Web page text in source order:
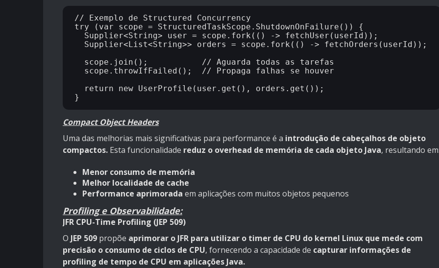
// Exemplo de Structured Concurrency
try (var scope = StructuredTaskScope.ShutdownOnFailure()) {
Compact Object Headers
Uma das melhorias mais significativas para performance é a introdução de cabeçalhos de objeto
compactos. Esta funcionalidade reduz o overhead de memória de cada objeto Java, resultando
Menor consumo de memória
Melhor localidade de cache
Performance aprimorada em aplicações com muitos objetos pequenos
Profiling e Observabilidade:
JFR CPU-Time Profiling (JEP 509)
O JEP 509 propõe aprimorar o JFR para utilizar o timer de CPU do kernel Linux que mede com
precisão o consumo de ciclos de CPU, fornecendo a capacidade de capturar informações de
profiling de tempo de CPU em aplicações Java.